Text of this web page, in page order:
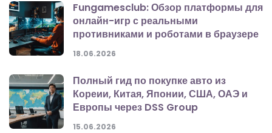
Fungamesclub: Обзор платформы для
онлайн-игр с реальными
противниками и роботами в браузере
18.06.2026
Полный гид по покупке авто из
Кореии, Китая, Японии, США, ОАЭ и
Европы через DSS Group
15.06.2026